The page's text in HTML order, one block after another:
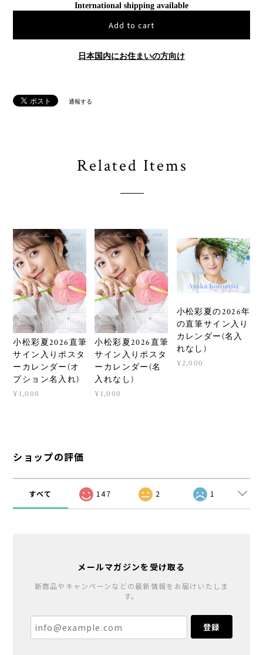
International shipping available
Add to cart
日本国内にお住まいの方向け
通報する
Related Items
小松彩夏2026直筆
サイン入りポスタ
ーカレンダー(オ
プション名入れ)
¥1,000
小松彩夏2026直筆
サイン入りポスタ
ーカレンダー(名
入れなし)
¥1,000
小松彩夏の2026年
の直筆サイン入り
カレンダー(名入
れなし)
¥2,000
ショップの評価
すべて 147 2 1
メールマガジンを受け取る
新商品やキャンペーンなどの最新情報をお届けいたしま
す。
登録